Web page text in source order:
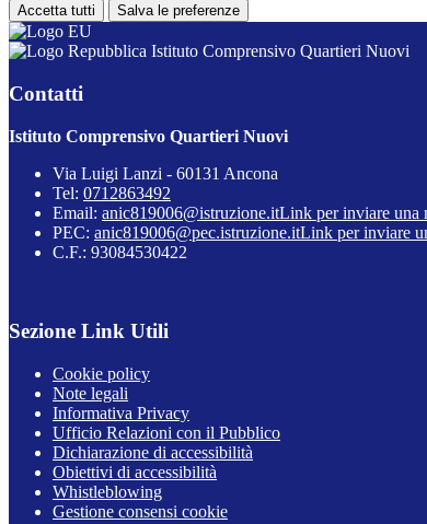
Accetta tutti Salva le preferenze
Istituto Comprensivo Quartieri Nuovi
Contatti
Istituto Comprensivo Quartieri Nuovi
Via Luigi Lanzi - 60131 Ancona
Tel: 0712863492
Email: anic819006@istruzione.itLink per inviare una
PEC: anic819006@pec.istruzione.itLink per inviare
C.F.: 93084530422
Sezione Link Utili
Cookie policy
Note legali
Informativa Privacy
Ufficio Relazioni con il Pubblico
Dichiarazione di accessibilità
Obiettivi di accessibilità
Whistleblowing
Gestione consensi cookie